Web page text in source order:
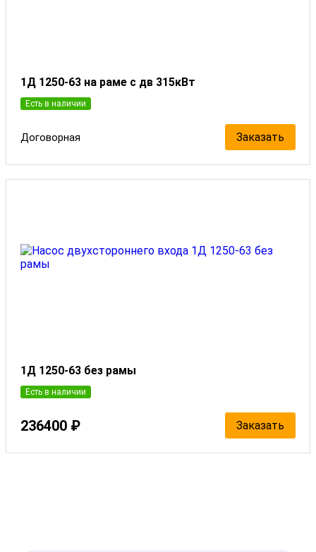
1Д 1250-63 на раме с дв 315кВт
Есть в наличии
Договорная Заказать
1Д 1250-63 без рамы
Есть в наличии
236400 ₽ Заказать